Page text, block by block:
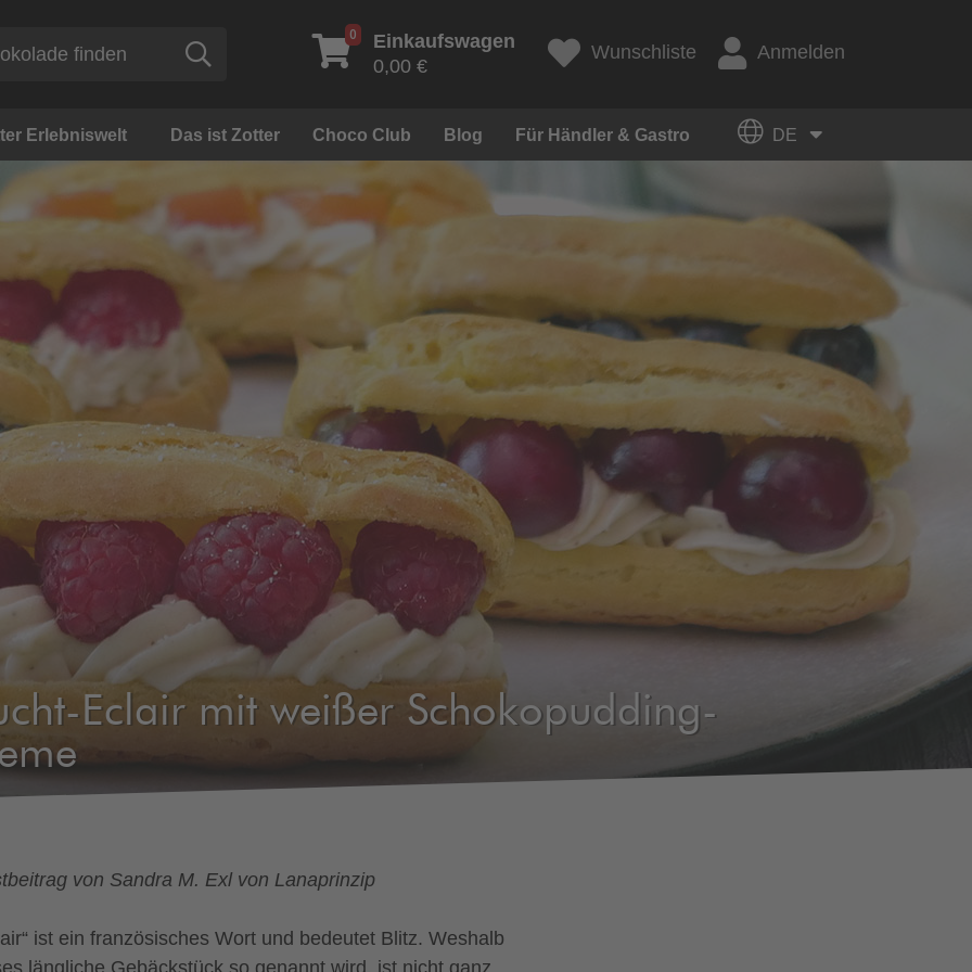
0
Einkaufswagen
0,00 €
Wunschliste Anmelden
Erlebniswelt Das ist Zotter Choco Club Blog Für Händler & Gastro DE
Eclair mit weißer Schokopudding-
von Sandra M. Exl von Lanaprinzip
ist ein französisches Wort und bedeutet Blitz. Weshalb
längliche Gebäckstück so genannt wird, ist nicht ganz